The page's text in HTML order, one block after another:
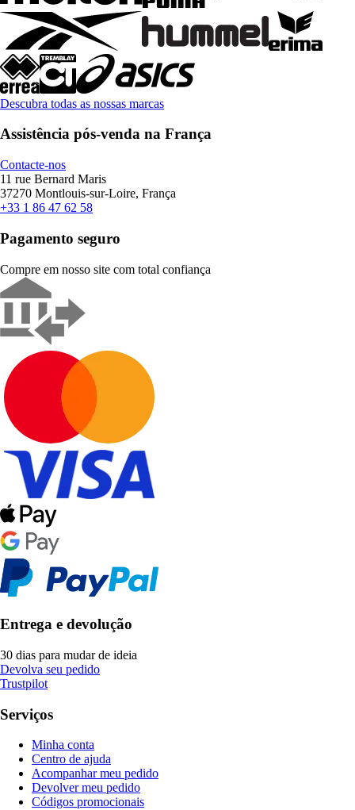
Descubra todas as nossas marcas
Assistência pós-venda na França
Contacte-nos
11 rue Bernard Maris
37270 Montlouis-sur-Loire, França
+33 1 86 47 62 58
Pagamento seguro
Compre em nosso site com total confiança
Entrega e devolução
30 dias para mudar de ideia
Devolva seu pedido
Trustpilot
Serviços
Minha conta
Centro de ajuda
Acompanhar meu pedido
Devolver meu pedido
Códigos promocionais